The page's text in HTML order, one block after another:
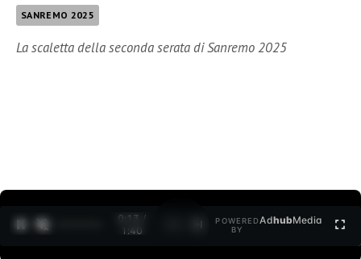
SANREMO 2025
La scaletta della seconda serata di Sanremo 2025
0:15 /
1:40
POWERED
BY
AdhubMedia